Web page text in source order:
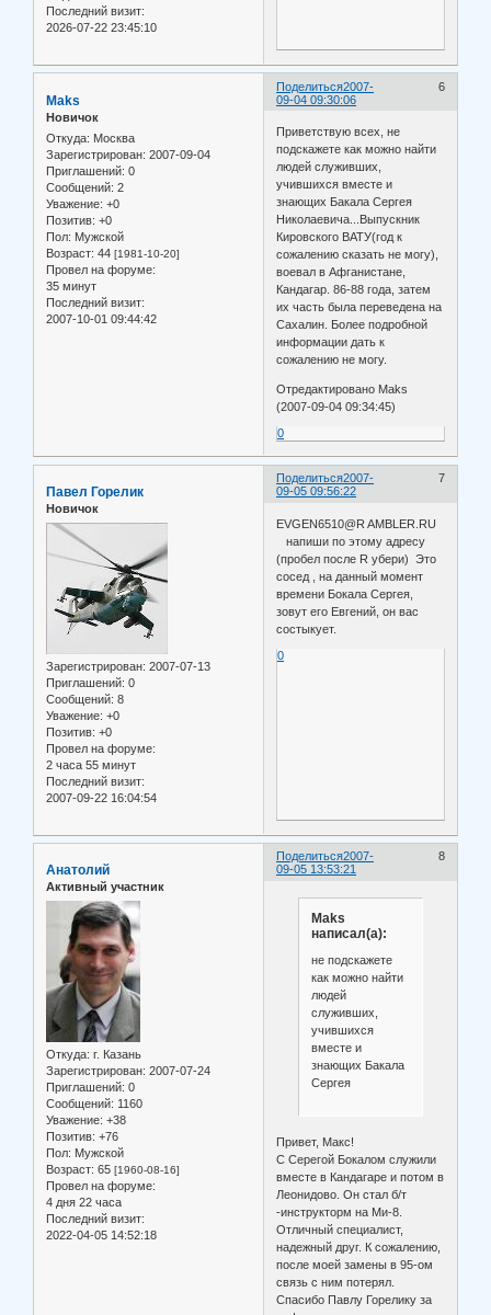
Последний визит:
2026-07-22 23:45:10
Поделиться 6
2007-
09-04 09:30:06
Maks
Новичок
Откуда: Москва
Зарегистрирован: 2007-09-04
Приглашений: 0
Сообщений: 2
Уважение: +0
Позитив: +0
Пол: Мужской
Возраст: 44 [1981-10-20]
Провел на форуме:
35 минут
Последний визит:
2007-10-01 09:44:42
Приветствую всех, не
подскажете как можно найти
людей служивших,
учившихся вместе и
знающих Бакала Сергея
Николаевича...Выпускник
Кировского ВАТУ(год к
сожалению сказать не могу),
воевал в Афганистане,
Кандагар. 86-88 года, затем
их часть была переведена на
Сахалин. Более подробной
информации дать к
сожалению не могу.
Отредактировано Maks
(2007-09-04 09:34:45)
0
Поделиться 7
2007-
09-05 09:56:22
Павел Горелик
Новичок
Зарегистрирован: 2007-07-13
Приглашений: 0
Сообщений: 8
Уважение: +0
Позитив: +0
Провел на форуме:
2 часа 55 минут
Последний визит:
2007-09-22 16:04:54
EVGEN6510@R AMBLER.RU
напиши по этому адресу
(пробел после R убери) Это
сосед , на данный момент
времени Бокала Сергея,
зовут его Евгений, он вас
состыкует.
0
Поделиться 8
2007-
09-05 13:53:21
Анатолий
Активный участник
Откуда: г. Казань
Зарегистрирован: 2007-07-24
Приглашений: 0
Сообщений: 1160
Уважение: +38
Позитив: +76
Пол: Мужской
Возраст: 65 [1960-08-16]
Провел на форуме:
4 дня 22 часа
Последний визит:
2022-04-05 14:52:18
Maks
написал(а):
не подскажете
как можно найти
людей
служивших,
учившихся
вместе и
знающих Бакала
Сергея
Привет, Макс!
С Серегой Бокалом служили
вместе в Кандагаре и потом в
Леонидово. Он стал б/т
-инструкторм на Ми-8.
Отличный специалист,
надежный друг. К сожалению,
после моей замены в 95-ом
связь с ним потерял.
Спасибо Павлу Горелику за